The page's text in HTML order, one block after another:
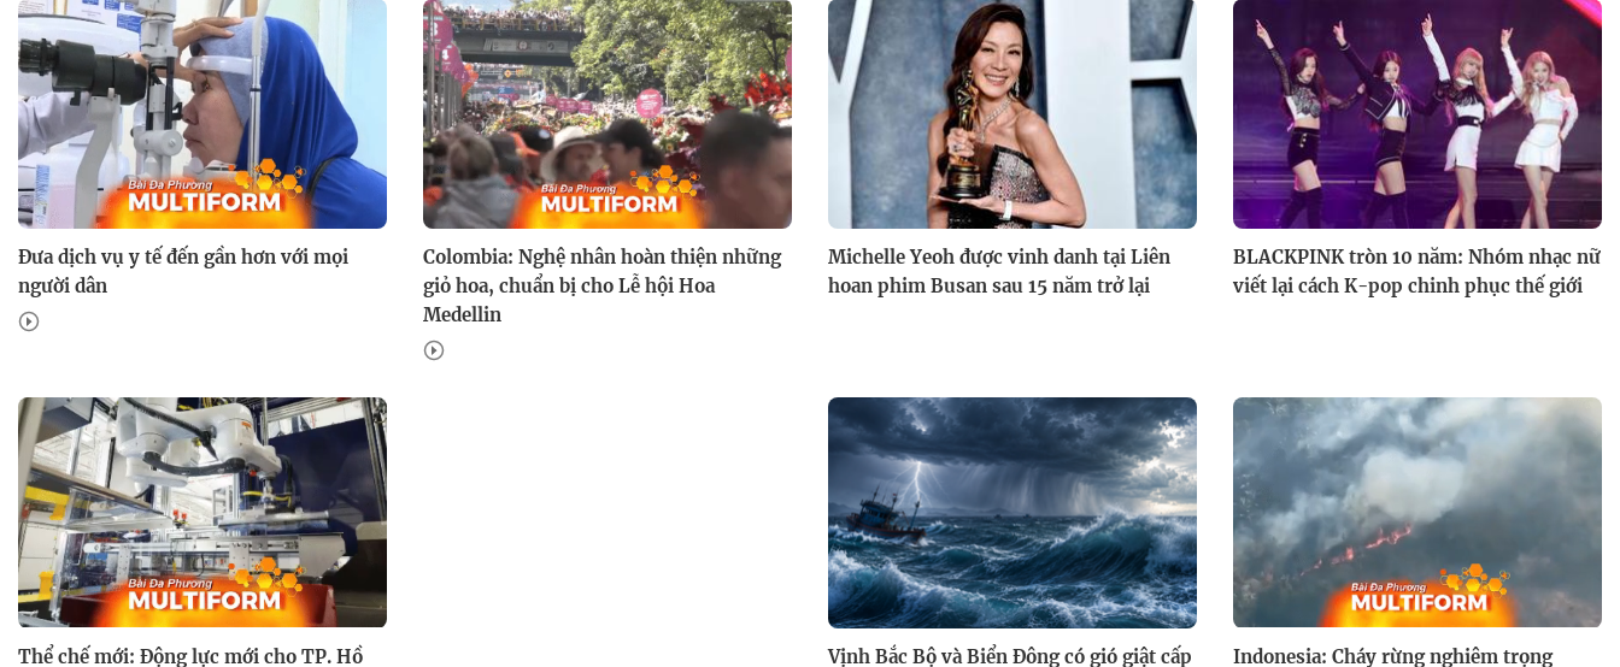
Đưa dịch vụ y tế đến gần hơn với mọi
người dân
Colombia: Nghệ nhân hoàn thiện những
giỏ hoa, chuẩn bị cho Lễ hội Hoa
Medellin
Michelle Yeoh được vinh danh tại Liên
hoan phim Busan sau 15 năm trở lại
BLACKPINK tròn 10 năm: Nhóm nhạc nữ
viết lại cách K-pop chinh phục thế giới
Thể chế mới: Động lực mới cho TP. Hồ
Vịnh Bắc Bộ và Biển Đông có gió giật cấp
Indonesia: Cháy rừng nghiêm trọng